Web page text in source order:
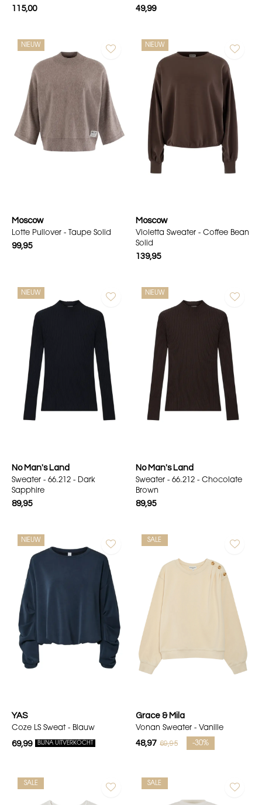
115,00 49,99
NIEUW
Moscow
Lotte Pullover - Taupe Solid
99,95
NIEUW
Moscow
Violetta Sweater - Coffee Bean
Solid
139,95
NIEUW
No Man's Land
Sweater - 66.212 - Dark
Sapphire
89,95
NIEUW
No Man's Land
Sweater - 66.212 - Chocolate
Brown
89,95
NIEUW
YAS
Coze LS Sweat - Blauw
69,99 BIJNA UITVERKOCHT
SALE
Grace & Mila
Vonan Sweater - Vanille
48,97 69,95 -30%
SALE SALE